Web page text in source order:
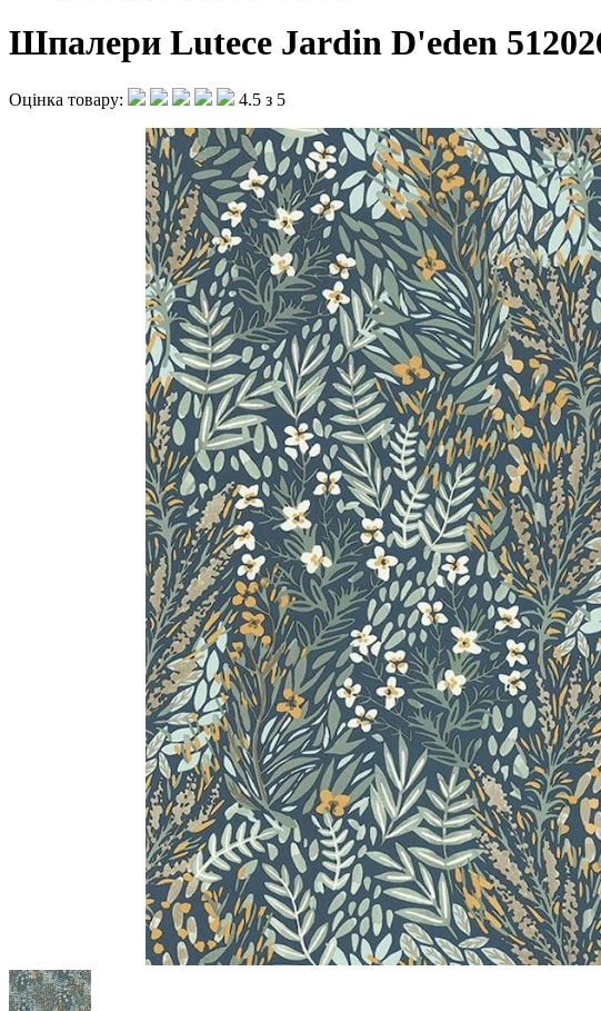
Шпалери Lutece Jardin D'eden
Оцінка товару: 4.5 з 5